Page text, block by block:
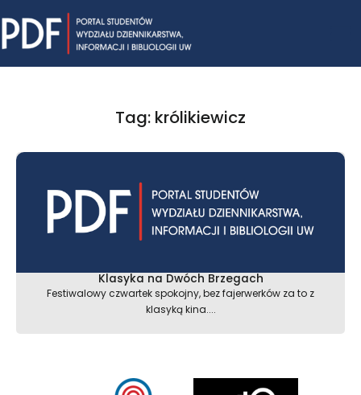
to
content
Tag: królikiewicz
Klasyka na Dwóch Brzegach
Festiwalowy czwartek spokojny, bez fajerwerków za to z
klasyką kina....